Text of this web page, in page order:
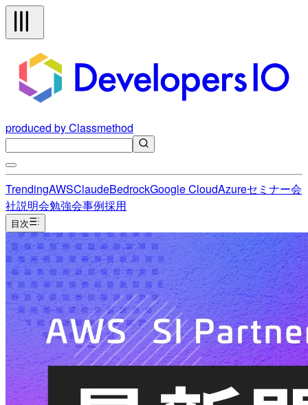
produced by Classmethod
TrendingAWSClaudeBedrockGoogle CloudAzureセミナー会
社説明会勉強会事例採用
目次